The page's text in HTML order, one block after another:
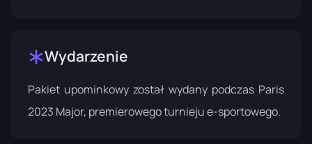
Wydarzenie
Pakiet upominkowy został wydany podczas Paris
2023 Major, premierowego turnieju e-sportowego.